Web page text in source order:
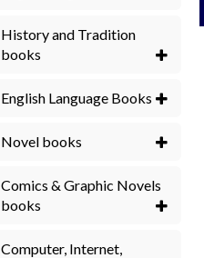
History and Tradition
books
English Language Books
Novel books
Comics & Graphic Novels
books
Computer, Internet,